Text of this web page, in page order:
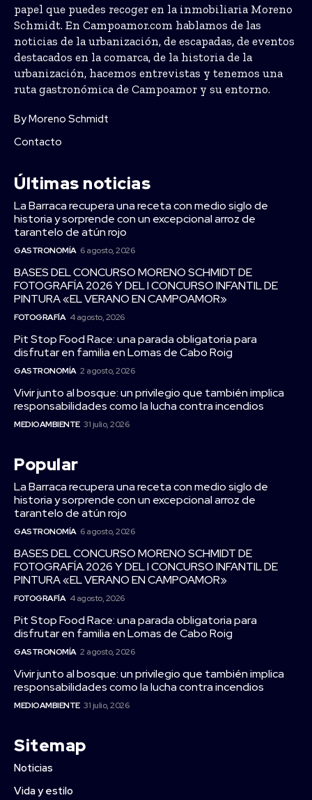
papel que puedes recoger en la inmobiliaria Moreno
Schmidt. En Campoamor.com hablamos de las
noticias de la urbanización, de escapadas, de eventos
destacados en la comarca, de la historia de la
urbanización, hacemos entrevistas y tenemos una
ruta gastronómica de Campoamor y su entorno.
By Moreno Schmidt
Contacto
Últimas noticias
La Barraca recupera una receta con medio siglo de
historia y sorprende con un excepcional arroz de
tarantelo de atún rojo
GASTRONOMÍA 6 agosto, 2026
BASES DEL CONCURSO MORENO SCHMIDT DE
FOTOGRAFÍA 2026 Y DEL I CONCURSO INFANTIL DE
PINTURA «EL VERANO EN CAMPOAMOR»
FOTOGRAFÍA 4 agosto, 2026
Pit Stop Food Race: una parada obligatoria para
disfrutar en familia en Lomas de Cabo Roig
GASTRONOMÍA 2 agosto, 2026
Vivir junto al bosque: un privilegio que también implica
responsabilidades como la lucha contra incendios
MEDIOAMBIENTE 31 julio, 2026
Popular
La Barraca recupera una receta con medio siglo de
historia y sorprende con un excepcional arroz de
tarantelo de atún rojo
GASTRONOMÍA 6 agosto, 2026
BASES DEL CONCURSO MORENO SCHMIDT DE
FOTOGRAFÍA 2026 Y DEL I CONCURSO INFANTIL DE
PINTURA «EL VERANO EN CAMPOAMOR»
FOTOGRAFÍA 4 agosto, 2026
Pit Stop Food Race: una parada obligatoria para
disfrutar en familia en Lomas de Cabo Roig
GASTRONOMÍA 2 agosto, 2026
Vivir junto al bosque: un privilegio que también implica
responsabilidades como la lucha contra incendios
MEDIOAMBIENTE 31 julio, 2026
Sitemap
Noticias
Vida y estilo